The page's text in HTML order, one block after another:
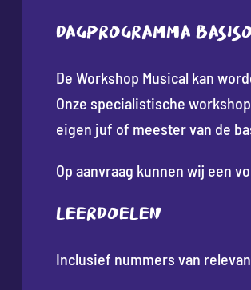
Dagprogramma
De Workshop Musical kan
Onze specialistische
eigen juf of meester van de
Op aanvraag kunnen wij een
Leerdoelen
Inclusief nummers van